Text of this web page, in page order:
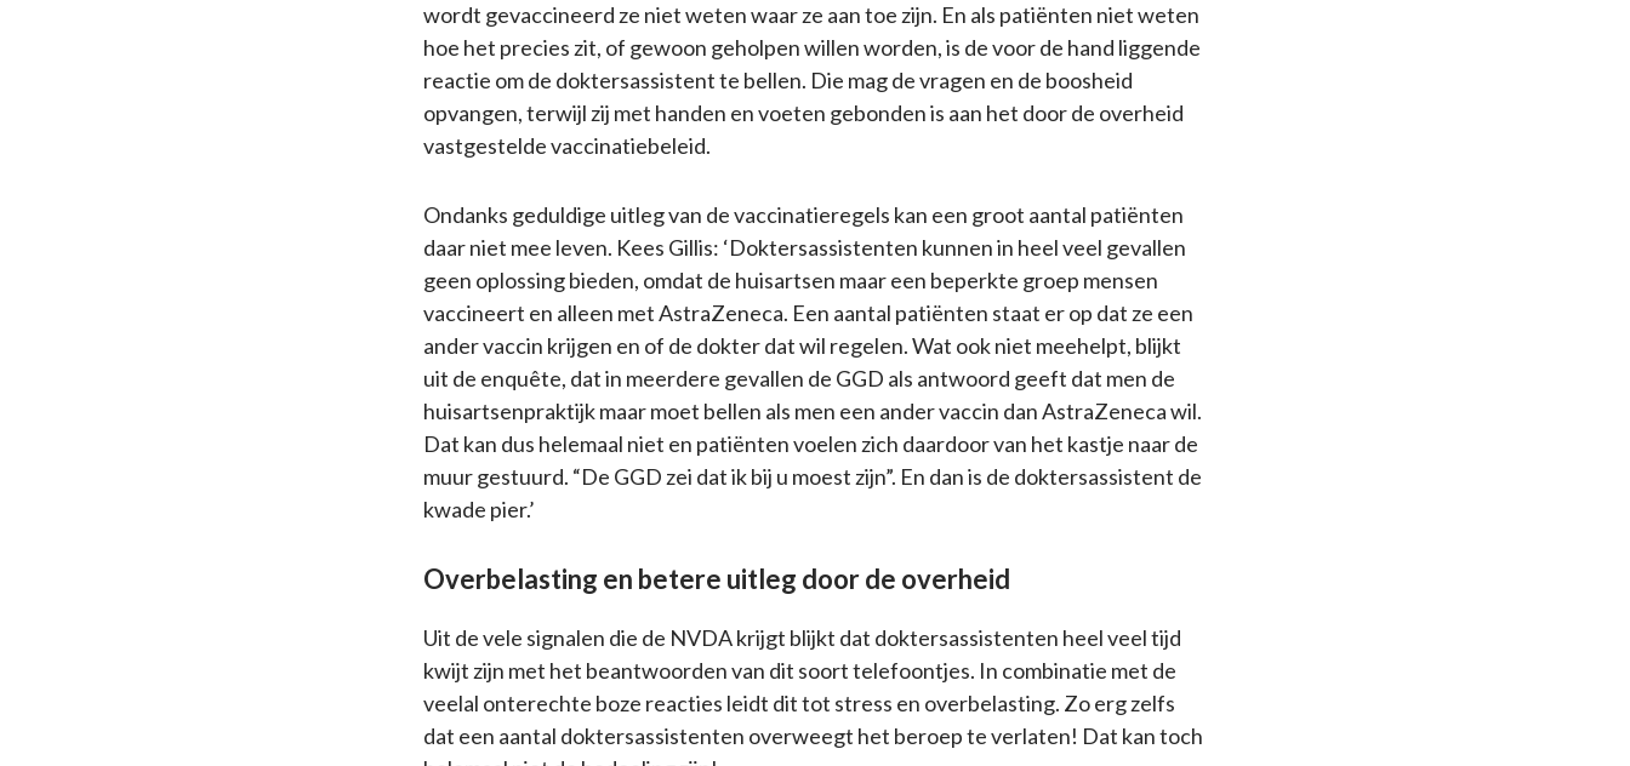
wordt gevaccineerd ze niet weten waar ze aan toe zijn. En als patiënten niet weten
hoe het precies zit, of gewoon geholpen willen worden, is de voor de hand liggende
reactie om de doktersassistent te bellen. Die mag de vragen en de boosheid
opvangen, terwijl zij met handen en voeten gebonden is aan het door de overheid
vastgestelde vaccinatiebeleid.
Ondanks geduldige uitleg van de vaccinatieregels kan een groot aantal patiënten
daar niet mee leven. Kees Gillis: ‘Doktersassistenten kunnen in heel veel gevallen
geen oplossing bieden, omdat de huisartsen maar een beperkte groep mensen
vaccineert en alleen met AstraZeneca. Een aantal patiënten staat er op dat ze een
ander vaccin krijgen en of de dokter dat wil regelen. Wat ook niet meehelpt, blijkt
uit de enquête, dat in meerdere gevallen de GGD als antwoord geeft dat men de
huisartsenpraktijk maar moet bellen als men een ander vaccin dan AstraZeneca wil.
Dat kan dus helemaal niet en patiënten voelen zich daardoor van het kastje naar de
muur gestuurd. “De GGD zei dat ik bij u moest zijn”. En dan is de doktersassistent de
kwade pier.’
Overbelasting en betere uitleg door de overheid
Uit de vele signalen die de NVDA krijgt blijkt dat doktersassistenten heel veel tijd
kwijt zijn met het beantwoorden van dit soort telefoontjes. In combinatie met de
veelal onterechte boze reacties leidt dit tot stress en overbelasting. Zo erg zelfs
dat een aantal doktersassistenten overweegt het beroep te verlaten! Dat kan toch